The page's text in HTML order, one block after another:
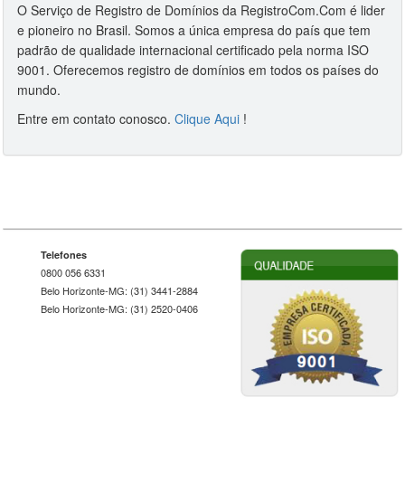
O Serviço de Registro de Domínios da RegistroCom.Com é lider
e pioneiro no Brasil. Somos a única empresa do país que tem
padrão de qualidade internacional certificado pela norma ISO
9001. Oferecemos registro de domínios em todos os países do
mundo.
Entre em contato conosco. Clique Aqui !
Telefones
0800 056 6331
Belo Horizonte-MG: (31) 3441-2884
Belo Horizonte-MG: (31) 2520-0406